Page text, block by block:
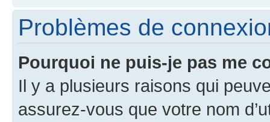
Problèmes de
Pourquoi ne puis-je pas me
Il y a plusieurs raisons qui
assurez-vous que votre nom